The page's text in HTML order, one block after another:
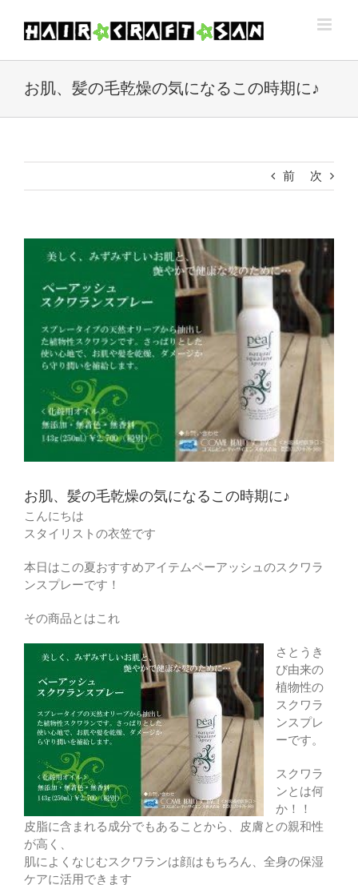
content
お肌、髪の毛乾燥の気になるこの時期に♪
前 次
お肌、髪の毛乾燥の気になるこの時期に♪
こんにちは
スタイリストの衣笠です
本日はこの夏おすすめアイテムペーアッシュのスクワラ
ンスプレーです！
その商品とはこれ
さとうき
び由来の
植物性の
スクワラ
ンスプレ
ーです。
スクワラ
ンとは何
か！！
皮脂に含まれる成分でもあることから、皮膚との親和性
が高く、
肌によくなじむスクワランは顔はもちろん、全身の保湿
ケアに活用できます